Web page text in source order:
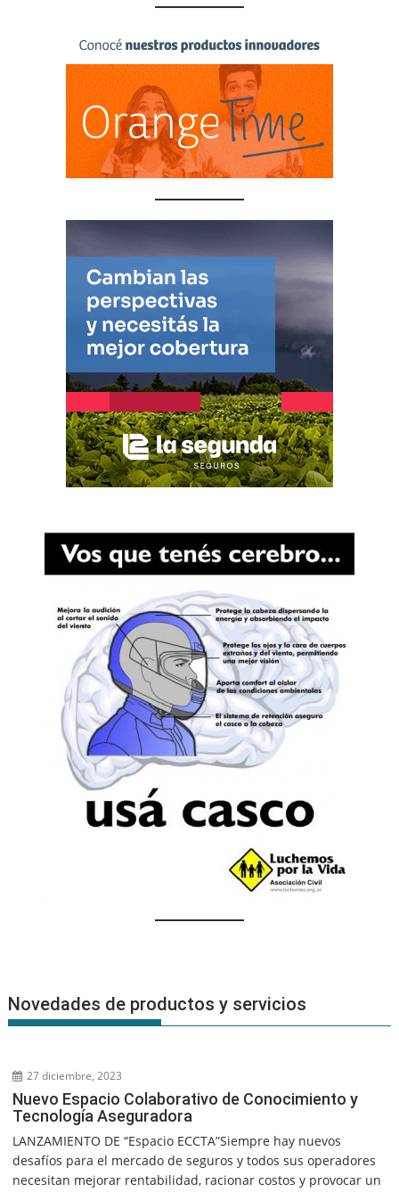
Novedades de productos y servicios
27 diciembre, 2023
Nuevo Espacio Colaborativo de Conocimiento y
Tecnología Aseguradora
LANZAMIENTO DE “Espacio ECCTA”Siempre hay nuevos
desafíos para el mercado de seguros y todos sus operadores
necesitan mejorar rentabilidad, racionar costos y provocar un